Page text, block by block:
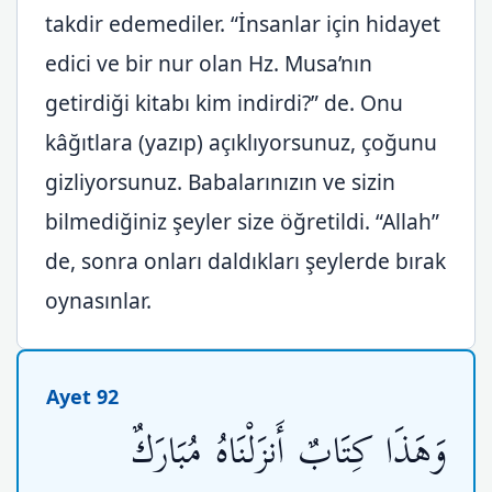
takdir edemediler. “İnsanlar için hidayet
edici ve bir nur olan Hz. Musa’nın
getirdiği kitabı kim indirdi?” de. Onu
kâğıtlara (yazıp) açıklıyorsunuz, çoğunu
gizliyorsunuz. Babalarınızın ve sizin
bilmediğiniz şeyler size öğretildi. “Allah”
de, sonra onları daldıkları şeylerde bırak
oynasınlar.
Ayet 92
وَهَذَا كِتَابٌ أَنزَلْنَاهُ مُبَارَكٌ